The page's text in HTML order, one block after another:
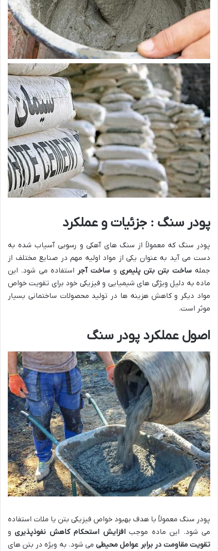
پودر سنگ : جزئیات و عملکرد
پودر سنگ که معمولاً از سنگ های آهکی و رسوبی آسیاب شده به
دست می آید به عنوان یکی از مواد اولیه مهم در صنایع مختلف از
جملهساخت بتن بتن پلیمری و ساخت آجر استفاده می شود. این
ماده به دلیل ویژگی های شیمیایی و فیزیکی خود برای تقویت خواص
مواد دیگر و کاهش هزینه ها در تولید محصولات ساختمانی بسیار
موثر است.
اصول عملکرد پودر سنگ
پودر سنگ معمولاً با هدف بهبود خواص فیزیکی بتن یا ملات استفاده
می شود. این ماده موجبافزایش استحکام کاهش نفوذپذیریو
تقویت مقاومت در برابر عوامل محیطیمی شود. به ویژه در بتن های